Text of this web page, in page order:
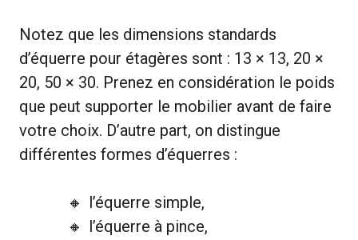
Notez que les dimensions standards
d’équerre pour étagères sont : 13 × 13, 20 ×
20, 50 × 30. Prenez en considération le poids
que peut supporter le mobilier avant de faire
votre choix. D’autre part, on distingue
différentes formes d’équerres :
l’équerre simple,
l’équerre à pince,